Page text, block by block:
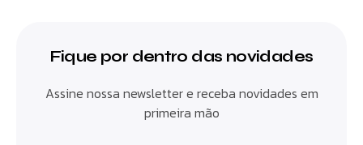
Fique por dentro das novidades
Assine nossa newsletter e receba novidades em
primeira mão